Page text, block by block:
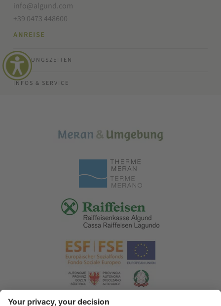
info@algund.com
+39 0473 448600
ANREISE
ÖFFNUNGSZEITEN
INFOS & SERVICE